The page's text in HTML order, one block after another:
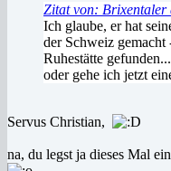
Zitat von: Brixentaler
Ich glaube, er hat
der Schweiz gemacht
Ruhestätte gefunden...
oder gehe ich jetzt
Servus Christian,
na, du legst ja dieses Mal